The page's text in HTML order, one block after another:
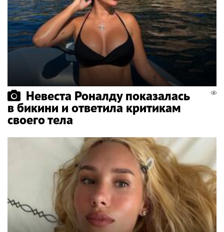
Невеста Роналду показалась
в бикини и ответила критикам
своего тела